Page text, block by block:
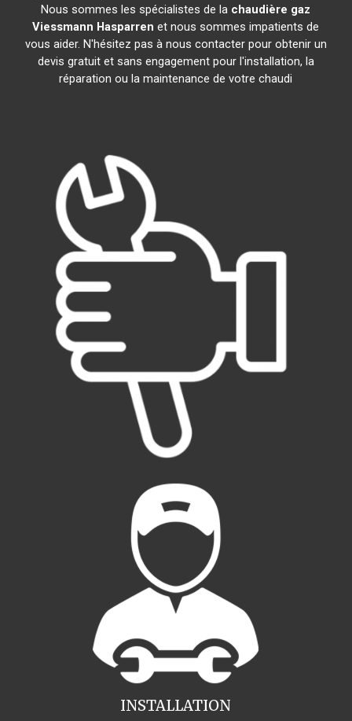
Nous sommes les spécialistes de la chaudière gaz
Viessmann Hasparren et nous sommes impatients de
vous aider. N'hésitez pas à nous contacter pour obtenir un
devis gratuit et sans engagement pour l'installation, la
réparation ou la maintenance de votre chaudi
INSTALLATION